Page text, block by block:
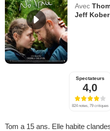
Avec
Jeff Kober
Spectateurs
4,0
824 notes, 79 critiques
Tom a 15 ans. Elle habite